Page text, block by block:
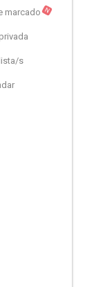
marcado N
s